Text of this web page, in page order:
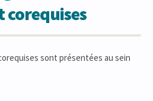
corequises
sont présentées au sein